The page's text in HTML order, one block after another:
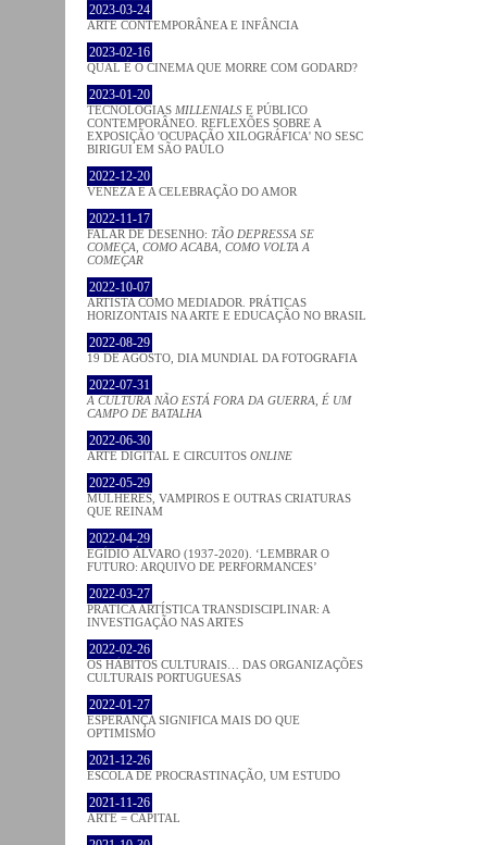
2023-03-24
ARTE CONTEMPORÂNEA E INFÂNCIA
2023-02-16
QUAL É O CINEMA QUE MORRE COM GODARD?
2023-01-20
TECNOLOGIAS MILLENIALS E PÚBLICO
CONTEMPORÂNEO. REFLEXÕES SOBRE A
EXPOSIÇÃO 'OCUPAÇÃO XILOGRÁFICA' NO SESC
BIRIGUI EM SÃO PAULO
2022-12-20
VENEZA E A CELEBRAÇÃO DO AMOR
2022-11-17
FALAR DE DESENHO: TÃO DEPRESSA SE
COMEÇA, COMO ACABA, COMO VOLTA A
COMEÇAR
2022-10-07
ARTISTA COMO MEDIADOR. PRÁTICAS
HORIZONTAIS NA ARTE E EDUCAÇÃO NO BRASIL
2022-08-29
19 DE AGOSTO, DIA MUNDIAL DA FOTOGRAFIA
2022-07-31
A CULTURA NÃO ESTÁ FORA DA GUERRA, É UM
CAMPO DE BATALHA
2022-06-30
ARTE DIGITAL E CIRCUITOS ONLINE
2022-05-29
MULHERES, VAMPIROS E OUTRAS CRIATURAS
QUE REINAM
2022-04-29
EGÍDIO ÁLVARO (1937-2020). ‘LEMBRAR O
FUTURO: ARQUIVO DE PERFORMANCES’
2022-03-27
PRATICA ARTÍSTICA TRANSDISCIPLINAR: A
INVESTIGAÇÃO NAS ARTES
2022-02-26
OS HÁBITOS CULTURAIS… DAS ORGANIZAÇÕES
CULTURAIS PORTUGUESAS
2022-01-27
ESPERANÇA SIGNIFICA MAIS DO QUE
OPTIMISMO
2021-12-26
ESCOLA DE PROCRASTINAÇÃO, UM ESTUDO
2021-11-26
ARTE = CAPITAL